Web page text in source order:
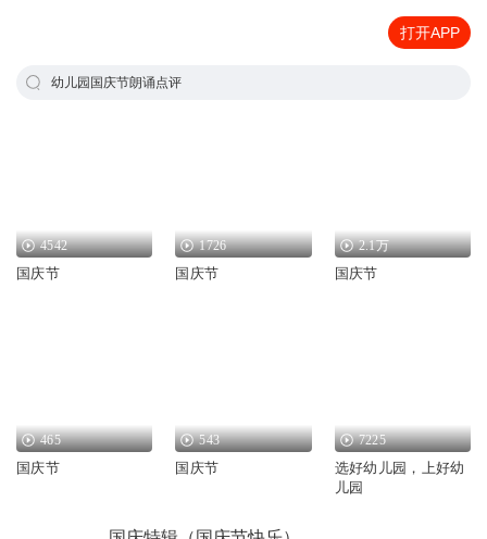
打开APP
幼儿园国庆节朗诵点评
4542
国庆节
1726
国庆节
2.1万
国庆节
465
国庆节
543
国庆节
7225
选好幼儿园，上好幼
儿园